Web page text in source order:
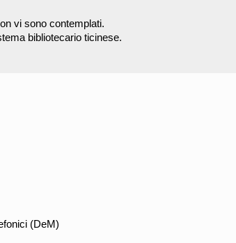
vi sono contemplati.
bibliotecario ticinese.
(DeM)